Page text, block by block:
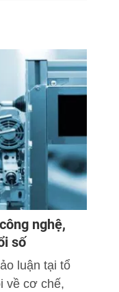
nghệ,
số
luận tại tổ
về cơ chế,